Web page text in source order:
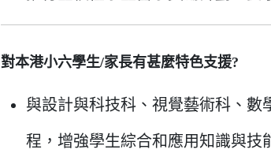
對本港小六學生/家長有甚麼特色支援?
與設計與科技科、視覺藝術科、數
程，增強學生綜合和應用知識與技